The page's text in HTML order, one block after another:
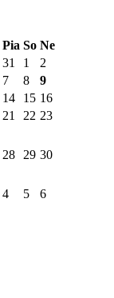
Pia So Ne
31 1
2
7 8
9
14 15 16
21 22 23
28 29 30
4 5 6